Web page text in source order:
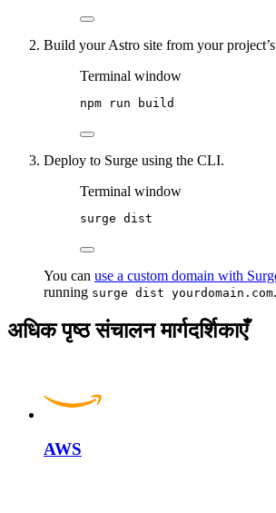
Build your Astro site from your
Terminal window
npm run build
Deploy to Surge using the CLI.
Terminal window
surge dist
You can use a custom domain with
running surge dist yourdomain.com.
अधिक पृष्ठ संचालन मार्गदर्शिकाएँ
AWS